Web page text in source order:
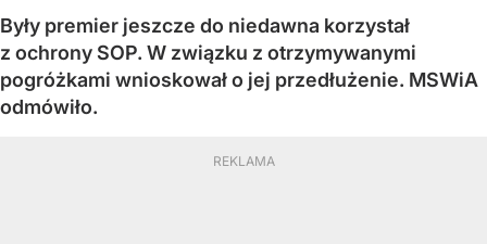
Były premier jeszcze do niedawna korzystał
z ochrony SOP. W związku z otrzymywanymi
pogróżkami wnioskował o jej przedłużenie. MSWiA
odmówiło.